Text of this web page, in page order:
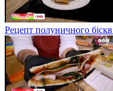
Рецепт полуничного